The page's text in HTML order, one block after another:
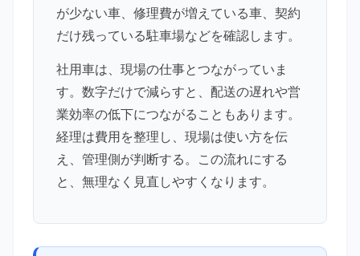
が少ない車、修理費が増えている車、契約
だけ残っている駐車場などを確認します。
社用車は、現場の仕事とつながっていま
す。数字だけで減らすと、配送の遅れや営
業効率の低下につながることもあります。
経理は費用を整理し、現場は使い方を伝
え、管理側が判断する。この流れにする
と、無理なく見直しやすくなります。